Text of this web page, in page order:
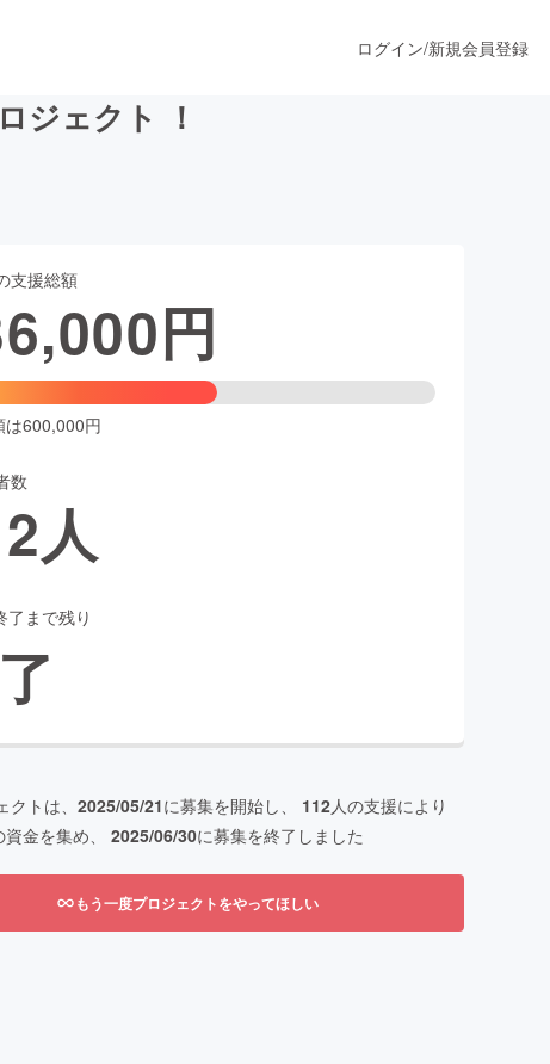
ファッション
ア
ログイン/新規会員登録
ジェクト ！
支援総額
円
は600,000円
数
人
了まで残り
トは、 2025/05/21に募集を開始し、 112人の支援により
資金を集め、 2025/06/30に募集を終了しました
もう一度プロジェクトをやってほしい